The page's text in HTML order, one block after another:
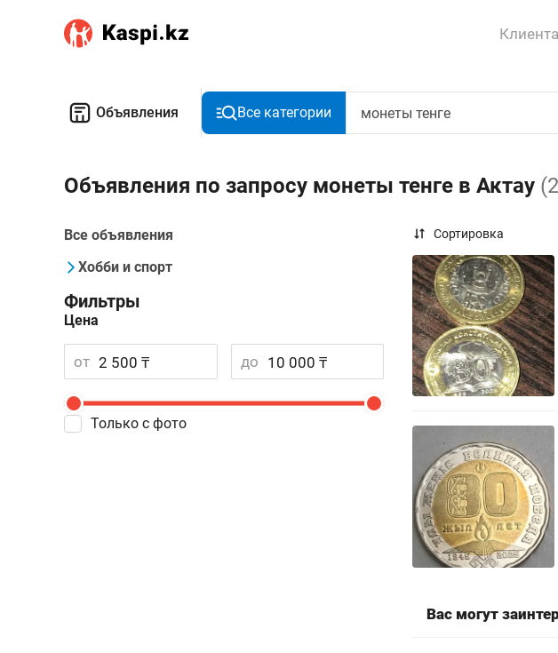
Объявления Все категории
Объявления по запросу монеты тенге в Актау
Все объявления
Хобби и спорт
Фильтры
Цена
от до
Только с фото
Сортировка
Вас могут